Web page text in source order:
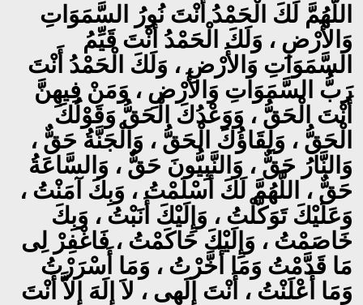
اللَّهُمَّ لَكَ الْحَمْدُ أَنْتَ نُورُ السَّمَوَاتِ
وَالأَرْضِ ، وَلَكَ الْحَمْدُ أَنْتَ قَيِّمُ
السَّمَوَاتِ وَالأَرْضِ ، وَلَكَ الْحَمْدُ أَنْتَ
رَبُّ السَّمَوَاتِ وَالأَرْضِ ، وَمَنْ فِيهِنَّ
أَنْتَ الْحَقُّ ، وَوَعْدُكَ الْحَقُّ وَقَوْلُكَ
الْحَقُّ ، وَلِقَاؤُكَ الْحَقُّ ، وَالْجَنَّةُ حَقٌّ ،
وَالنَّارُ حَقٌّ ، وَالنَّبِيُّونَ حَقٌّ ، وَالسَّاعَةُ
حَقٌّ ، اللَّهُمَّ لَكَ أَسْلَمْتُ ، وَبِكَ آمَنْتُ ،
وَعَلَيْكَ تَوَكَّلْتُ ، وَإِلَيْكَ أَنَبْتُ ، وَبِكَ
خَاصَمْتُ ، وَإِلَيْكَ حَاكَمْتُ ، فَاغْفِرْ لِى
مَا قَدَّمْتُ وَمَا أَخَّرْتُ ، وَمَا أَسْرَرْتُ
وَمَا أَعْلَنْتُ ، أَنْتَ إِلَهِى ، لاَ إِلَهَ إِلاَّ أَنْتَ